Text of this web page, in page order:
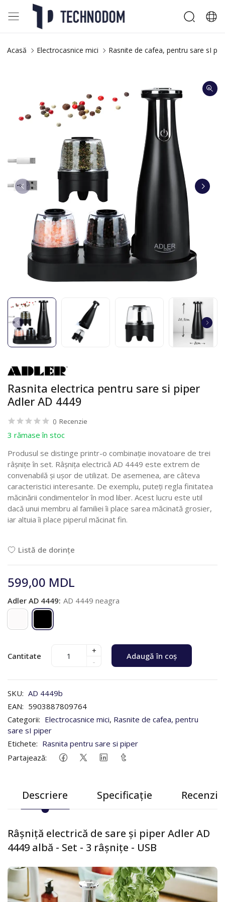
Acasă Electrocasnice mici Rasnite de cafea, pentru sare sI
Rasnita electrica pentru sare si piper
Adler AD 4449
0 Recenzie
3 rămase în stoc
Produsul se distinge printr-o combinație inovatoare de trei
râșnițe în set. Râșnița electrică AD 4449 este extrem de
convenabilă și ușor de utilizat. De asemenea, are câteva
caracteristici interesante. De exemplu, puteți regla finitatea
măcinării condimentelor în mod liber. Acest lucru este util
dacă unui membru al familiei îi place sarea măcinată grosier,
iar altuia îi place piperul măcinat fin.
Listă de dorințe
599,00 MDL
Adler AD 4449: AD 4449 neagra
Cantitate
+
-
Adaugă în coș
SKU: AD 4449b
EAN: 5903887809764
Categorii: Electrocasnice mici, Rasnite de cafea, pentru
sare sI piper
Etichete: Rasnita pentru sare si piper
Partajează:
Descriere Specificație Recenzii
Râșniță electrică de sare și piper Adler AD
4449 albă - Set - 3 râșnițe - USB